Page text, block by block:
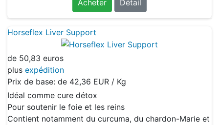
Acheter
Détail
Horseflex Liver Support
de 50,83 euros
plus expédition
Prix de base: de 42,36 EUR / Kg
Idéal comme cure détox
Pour soutenir le foie et les reins
Contient notamment du curcuma, du chardon-Marie et